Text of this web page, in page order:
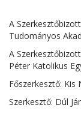
A
Tudományos
A
Péter Katolikus
Főszerkesztő:
Szerkesztő: Dúl